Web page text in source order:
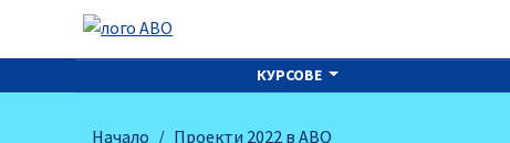
КУРСОВЕ
Начало Проекти 2022 в АВО